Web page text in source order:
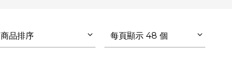
商品排序 每頁顯示 48 個